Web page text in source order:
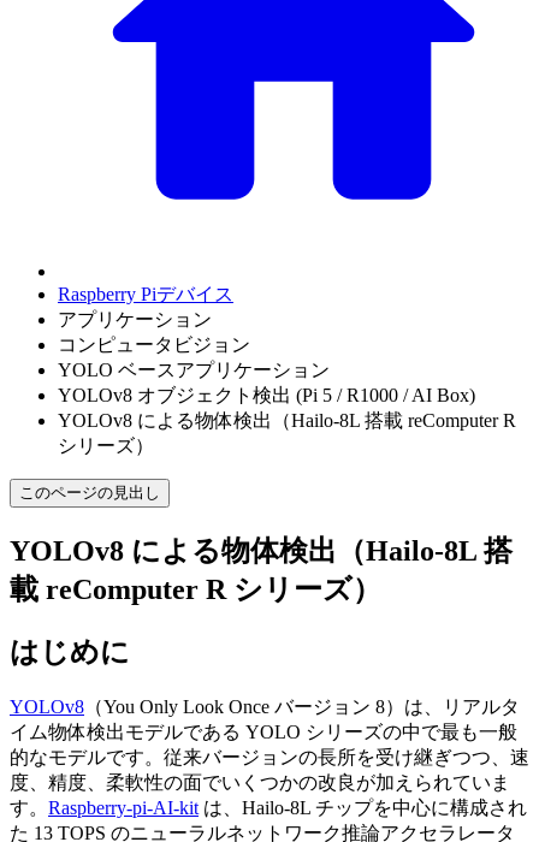
Raspberry Piデバイス
アプリケーション
コンピュータビジョン
YOLO ベースアプリケーション
YOLOv8 オブジェクト検出 (Pi 5 / R1000 / AI Box)
YOLOv8 による物体検出（Hailo-8L 搭載 reComputer R
シリーズ）
このページの見出し
YOLOv8 による物体検出（Hailo-8L 搭
載 reComputer R シリーズ）
はじめに
YOLOv8 （You Only Look Once バージョン 8）は、リアルタ
イム物体検出モデルである YOLO シリーズの中で最も一般
的なモデルです。従来バージョンの長所を受け継ぎつつ、速
度、精度、柔軟性の面でいくつかの改良が加えられていま
す。 Raspberry-pi-AI-kit は、Hailo-8L チップを中心に構成され
た 13 TOPS のニューラルネットワーク推論アクセラレータ